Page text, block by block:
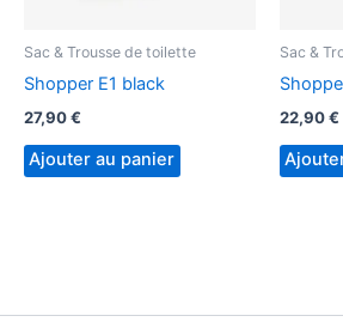
Sac & Trousse de toilette
Shopper E1 black
27,90€
Ajouter au panier
Sac &
22,90€